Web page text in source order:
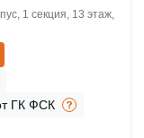
1 секция, 13 этаж,
ГК ФСК